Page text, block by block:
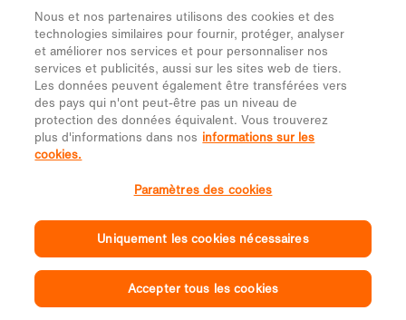
Nous et nos partenaires utilisons des cookies et des
technologies similaires pour fournir, protéger, analyser
et améliorer nos services et pour personnaliser nos
services et publicités, aussi sur les sites web de tiers.
Les données peuvent également être transférées vers
des pays qui n'ont peut-être pas un niveau de
protection des données équivalent. Vous trouverez
plus d'informations dans nos informations sur les
cookies.
Paramètres des cookies
Uniquement les cookies nécessaires
Accepter tous les cookies